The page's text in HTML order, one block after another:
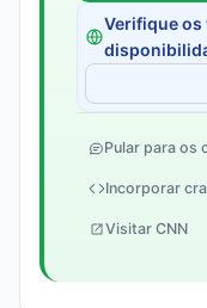
Verifique os
Pular para os
Incorporar
Visitar CNN